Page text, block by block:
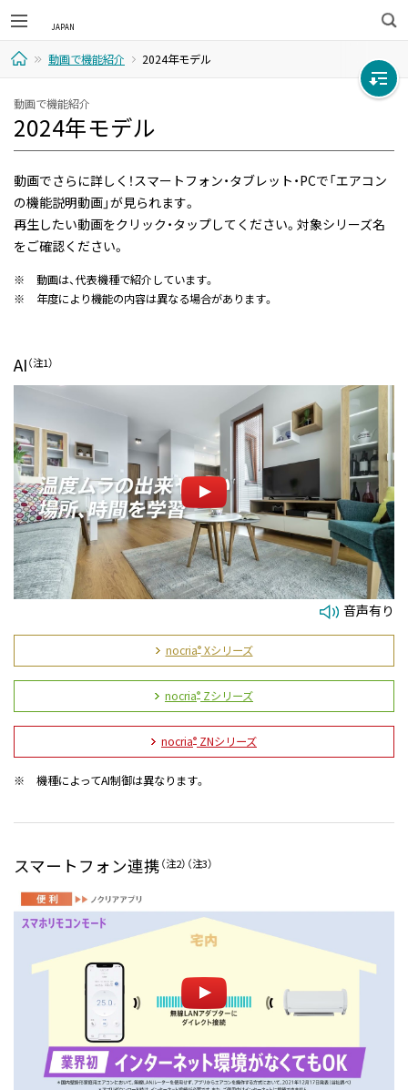
検
索
ホ
ー
動画で機能紹介 2024年モデル
動画で機能紹介
2024年モデル
動画でさらに詳しく！スマートフォン・タブレット・PCで「エアコン
の機能説明動画」が見られます。
再生したい動画をクリック・タップしてください。対象シリーズ名
をご確認ください。
※
動画は、代表機種で紹介しています。
※
年度により機能の内容は異なる場合があります。
AI（注1）
音声有り
nocria®Xシリーズ
nocria® Zシリーズ
nocria® ZNシリーズ
※ 機種によってAI制御は異なります。
スマートフォン連携（注2） （注3）